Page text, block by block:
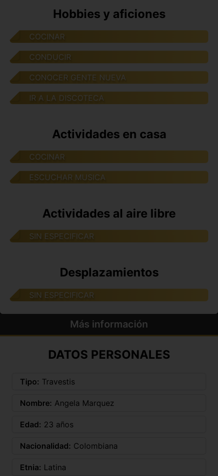
Hobbies y aficiones
COCINAR
CONDUCIR
CONOCER GENTE NUEVA
IR A LA DISCOTECA
Actividades en casa
COCINAR
ESCUCHAR MUSICA
Actividades al aire libre
SIN ESPECIFICAR
Desplazamientos
SIN ESPECIFICAR
Más información
DATOS PERSONALES
Tipo: Travestis
Nombre: Angela Marquez
Edad: 23 años
Nacionalidad: Colombiana
Etnia: Latina